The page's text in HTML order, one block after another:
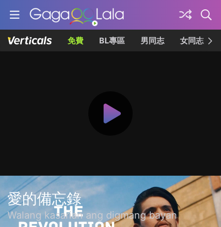
免費 BL專區 男同志 女同志
愛的備忘錄
Walang kasarian ang digmang bayan